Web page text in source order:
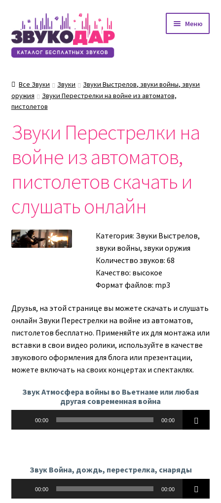
Перейти
к
навигации
Перейти
к
содержимому
Меню
Все Звуки Звуки
Звуки Выстрелов, звуки войны, звуки
оружия
Звуки Перестрелки на войне из автоматов,
пистолетов
Звуки Перестрелки на
войне из автоматов,
пистолетов скачать и
слушать онлайн
Категория: Звуки Выстрелов,
звуки войны, звуки оружия
Количество звуков: 68
Качество: высокое
Формат файлов: mp3
Друзья, на этой странице вы можете скачать и слушать
онлайн Звуки Перестрелки на войне из автоматов,
пистолетов бесплатно. Применяйте их для монтажа или
вставки в свои видео ролики, используйте в качестве
звукового оформления для блога или презентации,
можете включать на своих концертах и спектаклях.
Звук Атмосфера войны во Вьетнаме или любая
другая современная война
00:00 00:00
Звук Война, дождь, перестрелка, снаряды
00:00 00:00